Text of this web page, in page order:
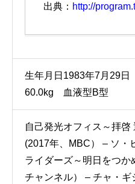
出典： http://
生年月日1983年7月29
60.0kg 血液型B型
自己発光オフィス～拝啓
(2017年、MBC） – ソ・
ライダーズ～明日をつか
チャンネル） – チャ・ギ